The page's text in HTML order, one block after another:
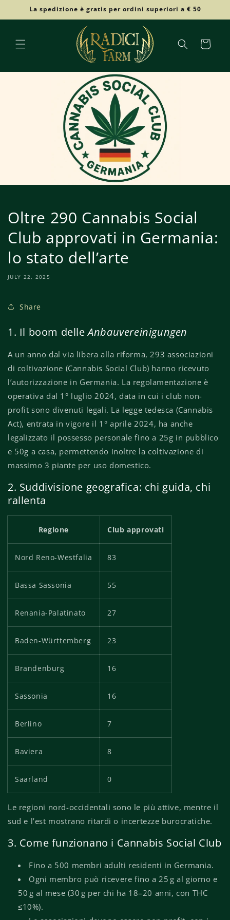
Skip to
content
La spedizione è gratis per ordini superiori a € 50
Cart
Oltre 290 Cannabis Social
Club approvati in Germania:
lo stato dell’arte
JULY 22, 2025
Share
1. Il boom delleAnbauvereinigungen
A un anno dal via libera alla riforma, 293 associazioni
di coltivazione (Cannabis Social Club) hanno ricevuto
l’autorizzazione in Germania. La regolamentazione è
operativa dal 1° luglio 2024, data in cui i club non-
profit sono divenuti legali. La legge tedesca (Cannabis
Act), entrata in vigore il 1° aprile 2024, ha anche
legalizzato il possesso personale fino a 25g in pubblico
e 50g a casa, permettendo inoltre la coltivazione di
massimo 3 piante per uso domestico.
2. Suddivisione geografica: chi guida, chi
rallenta
Regione Club approvati
Nord Reno-Westfalia 83
Bassa Sassonia 55
Renania-Palatinato 27
Baden-Württemberg 23
Brandenburg 16
Sassonia 16
Berlino 7
Baviera 8
Saarland 0
Le regioni nord-occidentali sono le più attive, mentre il
sud e l’est mostrano ritardi o incertezze burocratiche.
3. Come funzionano i Cannabis Social Club
Fino a 500 membri adulti residenti in Germania.
Ogni membro può ricevere fino a 25 g al giorno e
50 g al mese (30 g per chi ha 18–20 anni, con THC
≤10%).